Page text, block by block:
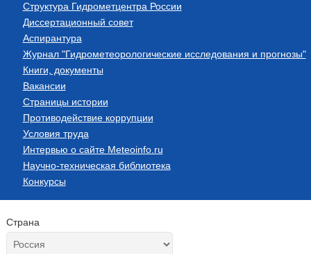
Структура Гидрометцентра России
Диссертационный совет
Аспирантура
Журнал "Гидрометеорологические исследования и прогнозы"
Книги, документы
Вакансии
Страницы истории
Противодействие коррупции
Условия труда
Интервью о сайте Meteoinfo.ru
Научно-техническая библиотека
Конкурсы
Страна